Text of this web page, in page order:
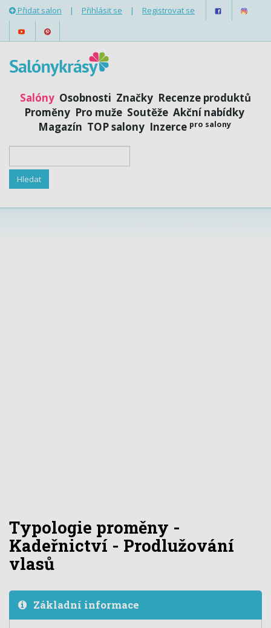
Přidat salon | Přihlásit se | Registrovat se
Salóny Osobnosti Značky Recenze produktů
Proměny Pro muže Soutěže Akční nabídky
Magazín TOP salony Inzerce pro salony
Typologie proměny -
Kadeřnictví - Prodlužování
vlasů
Základní informace